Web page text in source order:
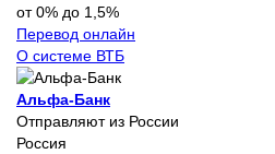
от 0% до 1,5%
Перевод онлайн
О системе ВТБ
Альфа-Банк
Отправляют из России
Россия